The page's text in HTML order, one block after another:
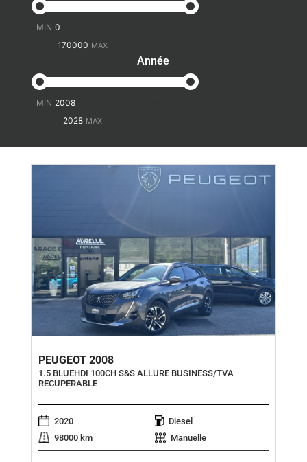
Année
PEUGEOT 2008
1.5 BLUEHDI 100CH S&S ALLURE BUSINESS/TVA
RECUPERABLE
2020
Diesel
98000 km
Manuelle